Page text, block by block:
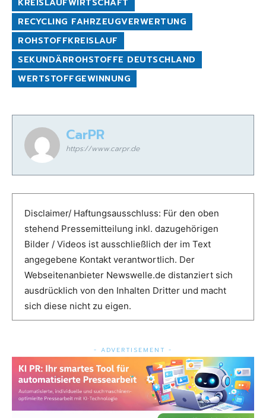
KREISLAUFWIRTSCHAFT
RECYCLING FAHRZEUGVERWERTUNG
ROHSTOFFKREISLAUF
SEKUNDÄRROHSTOFFE DEUTSCHLAND
WERTSTOFFGEWINNUNG
CarPR
https://www.carpr.de
Disclaimer/ Haftungsausschluss: Für den oben
stehend Pressemitteilung inkl. dazugehörigen
Bilder / Videos ist ausschließlich der im Text
angegebene Kontakt verantwortlich. Der
Webseitenanbieter Newswelle.de distanziert sich
ausdrücklich von den Inhalten Dritter und macht
sich diese nicht zu eigen.
- ADVERTISEMENT -